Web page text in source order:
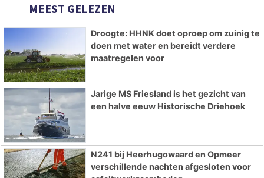
MEEST GELEZEN
Droogte: HHNK doet oproep om zuinig te
doen met water en bereidt verdere
maatregelen voor
Jarige MS Friesland is het gezicht van
een halve eeuw Historische Driehoek
N241 bij Heerhugowaard en Opmeer
verschillende nachten afgesloten voor